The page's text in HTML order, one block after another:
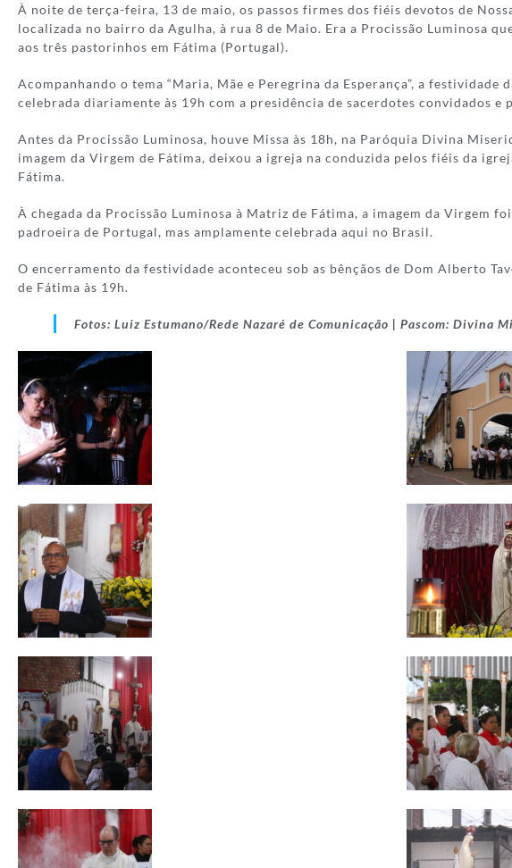
À noite de terça-feira, 13 de maio, os passos firmes dos fiéis devotos de
localizada no bairro da Agulha, à rua 8 de Maio. Era a Procissão Luminosa
aos três pastorinhos em Fátima (Portugal).
Acompanhando o tema “Maria, Mãe e Peregrina da Esperança”, a
celebrada diariamente às 19h com a presidência de sacerdotes convidados
Antes da Procissão Luminosa, houve Missa às 18h, na Paróquia Divina
imagem da Virgem de Fátima, deixou a igreja na conduzida pelos fiéis da
Fátima.
À chegada da Procissão Luminosa à Matriz de Fátima, a imagem da Virgem
padroeira de Portugal, mas amplamente celebrada aqui no Brasil.
O encerramento da festividade aconteceu sob as bênçãos de Dom Alberto
de Fátima às 19h.
Fotos: Luiz Estumano/Rede Nazaré de Comunicação | Pascom: Divina